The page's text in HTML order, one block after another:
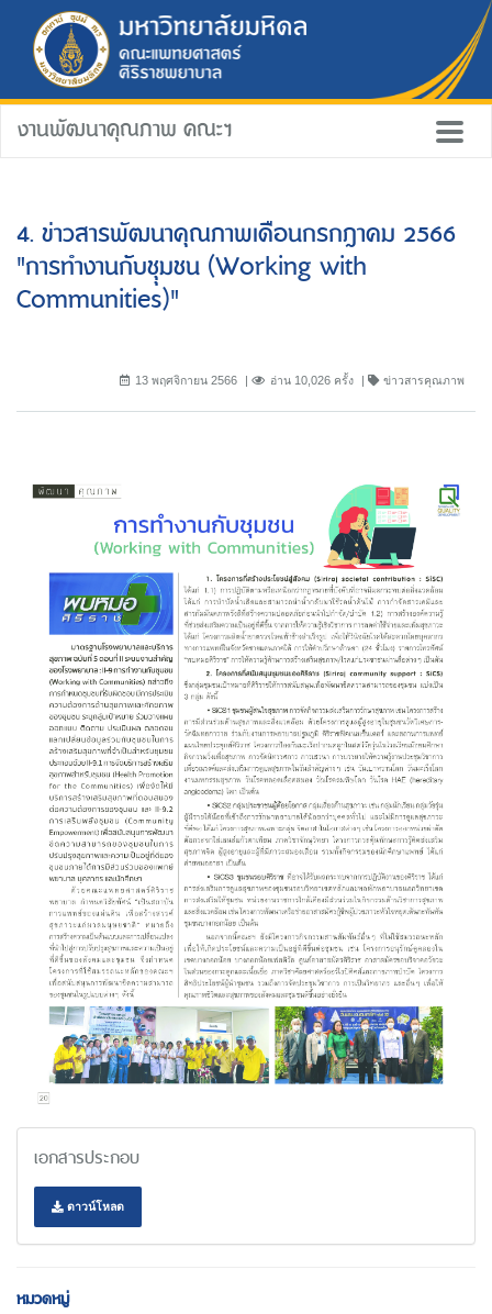
งานพัฒนาคุณภาพ คณะฯ
4. ข่าวสารพัฒนาคุณภาพเดือนกรกฎาคม 2566
"การทำงานกัับชุุมชน (Working with
Communities)"
13 พฤศจิกายน 2566 อ่าน 10,026 ครั้ง ข่าวสารคุณภาพ
เอกสารประกอบ
ดาวน์โหลด
หมวดหมู่